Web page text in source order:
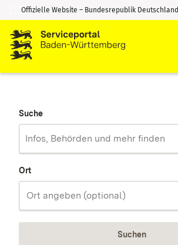
Zum Inhalt springen
Zur Suche springen
Offizielle Website – Bundesrepublik Deutschland
Suche
Ort
Suchen